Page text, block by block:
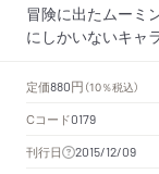
冒険に出たムーミ
にしかいないキャ
定価880円 （10％税込）
Cコード0179
刊行日 2015/12/09